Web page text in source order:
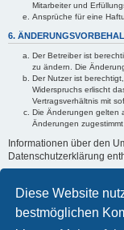
Diese Website
bestmöglichen
Mitarbeiter und
Ansprüche für eine
6.
Der Betreiber ist
zu ändern. Die
Der Nutzer ist
Widerspruchs erlischt
Vertragsverhältnis mit
Die Änderungen gelten
Änderungen zugestimmt
Informationen über den
Datenschutzerklärung